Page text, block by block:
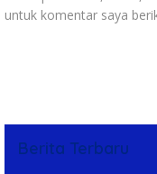
untuk komentar saya
Berita Terbaru